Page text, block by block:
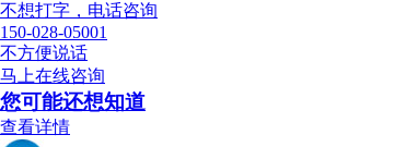
不想打字，电话咨询
150-028-05001
不方便说话
马上在线咨询
您可能还想知道
查看详情